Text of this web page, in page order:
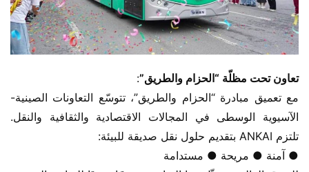
​تعاون تحت مظلّة “الحزام والطريق”​​:
مع تعميق مبادرة “الحزام والطريق”، تتوسّع التعاونات الصينية-
تلتزم ANKAI بتقديم حلول نقل صديقة للبيئة:
● آمنة ● مريحة ● مستدامة